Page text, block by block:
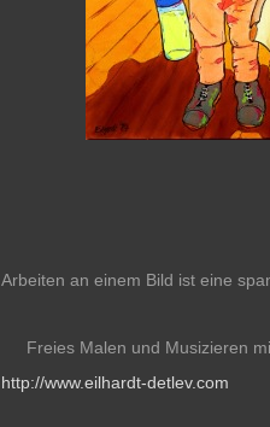
Arbeiten an einem Bild ist eine
Freies Malen und Musizieren
http://www.eilhardt-detlev.com